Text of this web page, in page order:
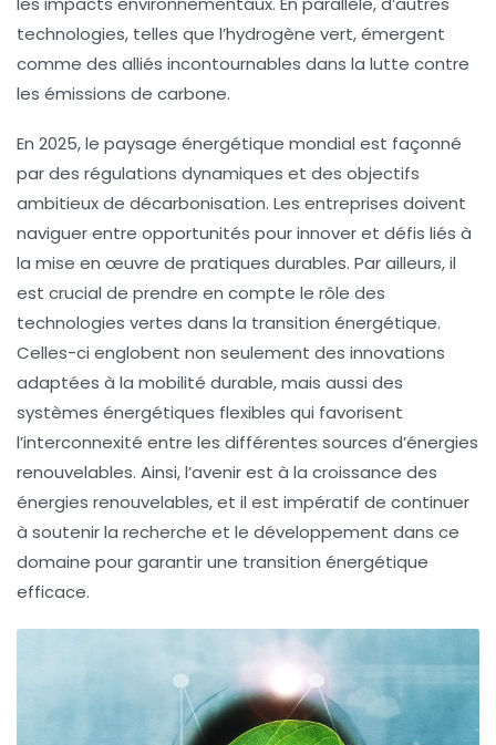
technologies, telles que l’hydrogène vert, émergent
comme des alliés incontournables dans la lutte contre
les émissions de carbone.
En 2025, le paysage énergétique mondial est façonné
par des régulations dynamiques et des objectifs
ambitieux de décarbonisation. Les entreprises doivent
naviguer entre opportunités pour innover et défis liés à
la mise en œuvre de pratiques durables. Par ailleurs, il
est crucial de prendre en compte le rôle des
technologies vertes dans la transition énergétique.
Celles-ci englobent non seulement des innovations
adaptées à la mobilité durable, mais aussi des
systèmes énergétiques flexibles qui favorisent
l’interconnexité entre les différentes sources d’énergies
renouvelables. Ainsi, l’avenir est à la croissance des
énergies renouvelables, et il est impératif de continuer
à soutenir la recherche et le développement dans ce
domaine pour garantir une transition énergétique
efficace.